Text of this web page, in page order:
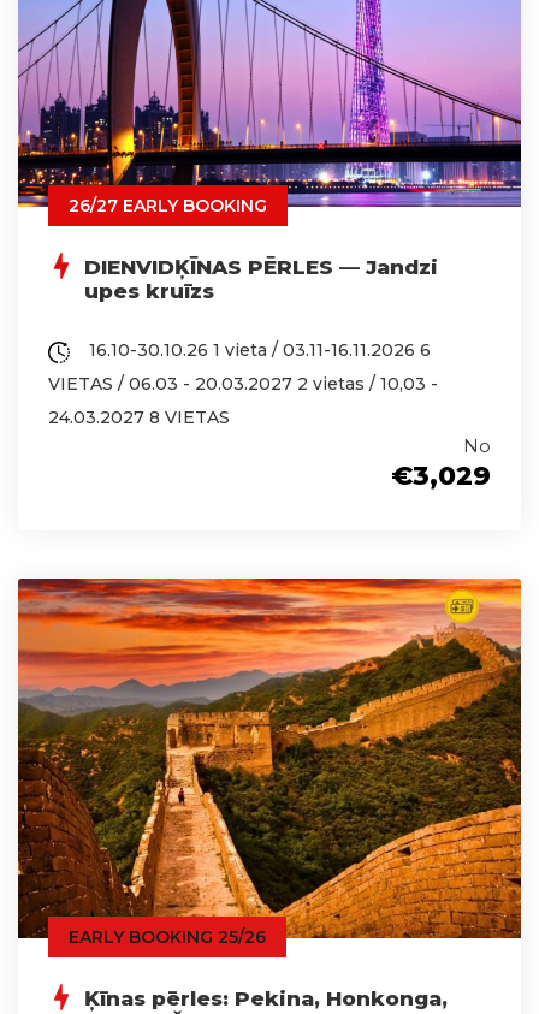
26/27 EARLY BOOKING
DIENVIDĶĪNAS PĒRLES — Jandzi
upes kruīzs
No
€3,029
16.10-30.10.26 1 vieta / 03.11-16.11.2026 6
VIETAS / 06.03 - 20.03.2027 2 vietas / 10,03 -
24.03.2027 8 VIETAS
EARLY BOOKING 25/26
Ķīnas pērles: Pekina, Honkonga,